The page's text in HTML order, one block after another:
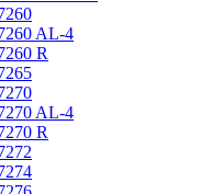
AL-4
R
AL-4
R